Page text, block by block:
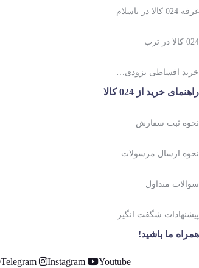
غرفه 024 کالا در باسلام
024 کالا در ترب
خرید اقساطی بزودی…
راهنمای خرید از 024 کالا
نحوه ثبت سفارش
نحوه ارسال مرسولات
سوالات متداول
پیشنهادات شگفت انگیز
همراه ما باشید!
Youtube
Instagram
Telegram